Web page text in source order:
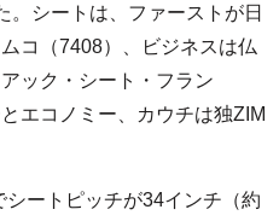
。シートは、ファーストが日
コ（7408）、ビジネスは仏
ック・シート・フラン
エコノミー、カウチは独ZIM
ートピッチが34インチ（約